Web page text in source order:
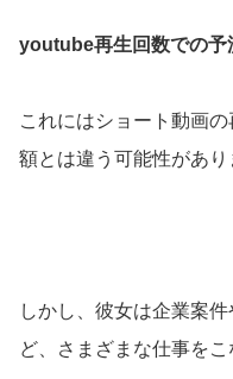
youtube再生回数での予
これにはショート動画
額とは違う可能性があり
しかし、彼女は企業案
ど、さまざまな仕事をこ